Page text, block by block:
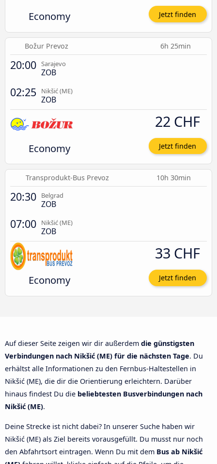
Economy Jetzt finden
Božur Prevoz 6h 25min
20:00 Sarajevo
ZOB
02:25 Nikšić (ME)
ZOB
Economy
22 CHF
Jetzt finden
Transprodukt-Bus Prevoz 10h 30min
20:30 Belgrad
ZOB
07:00 Nikšić (ME)
ZOB
Economy
33 CHF
Jetzt finden
Auf dieser Seite zeigen wir dir außerdem die günstigsten
Verbindungen nach Nikšić (ME) für die nächsten Tage. Du
erhältst alle Informationen zu den Fernbus-Haltestellen in
Nikšić (ME), die dir die Orientierung erleichtern. Darüber
hinaus findest Du die beliebtesten Busverbindungen nach
Nikšić (ME).
Deine Strecke ist nicht dabei? In unserer Suche haben wir
Nikšić (ME) als Ziel bereits vorausgefüllt. Du musst nur noch
den Abfahrtsort eintragen. Wenn Du mit dem Bus ab Nikšić